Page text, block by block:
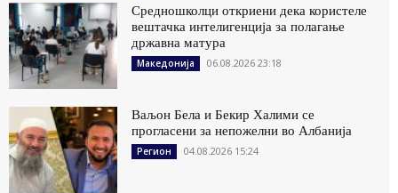
Средношколци откриени дека користеле
вештачка интелигенција за полагање
државна матура
Македонија 06.08.2026 23:18
Ваљон Бела и Бекир Халими се
прогласени за непожелни во Албанија
Регион 04.08.2026 15:24